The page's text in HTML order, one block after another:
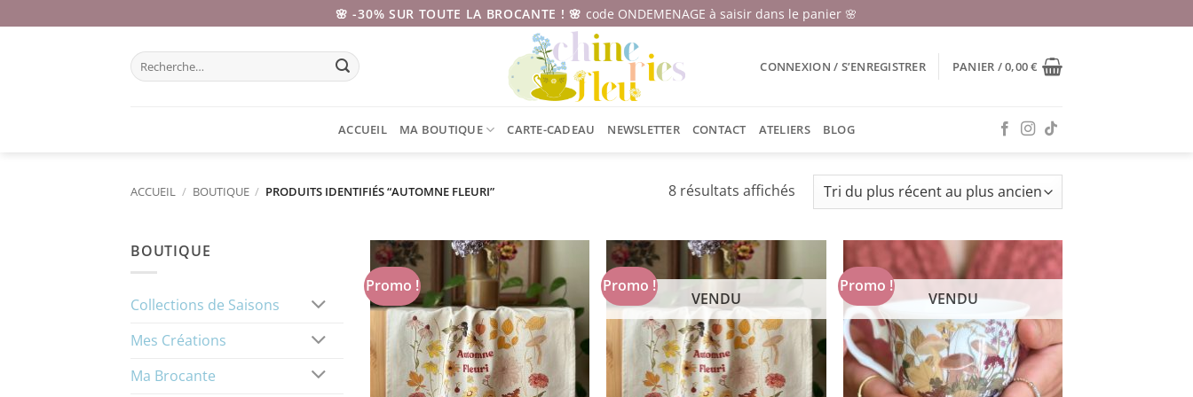
au
🌸 -30% SUR TOUTE LA BROCANTE ! 🌸 code ONDEMENAGE à saisir dans le panier 🌸
Recherche
pour :
CONNEXION / S’ENREGISTRER PANIER /0,00€
ACCUEIL MA BOUTIQUE CARTE-CADEAU NEWSLETTER CONTACT ATELIERS BLOG
ACCUEIL / BOUTIQUE / PRODUITS IDENTIFIÉS “AUTOMNE FLEURI” 8 résultats affichésTrié
au
ancien
BOUTIQUE
Collections de Saisons
Mes Créations
Ma Brocante
Promo ! Promo !
VENDU
Promo !
VENDU